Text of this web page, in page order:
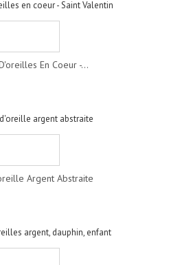
En Coeur -...
Argent Abstraite